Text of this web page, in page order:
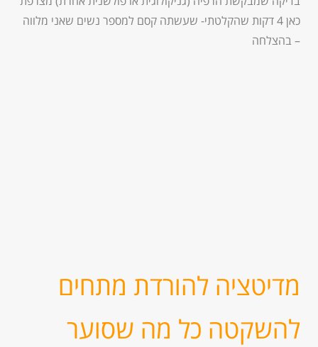
כאן 4 דקות שהקלטתי- שעשתה קסם למספר נשים שאני מלווה
– בהצלחה
מדיטציה להורדת מתחים
להשקטה כל מה שסוער